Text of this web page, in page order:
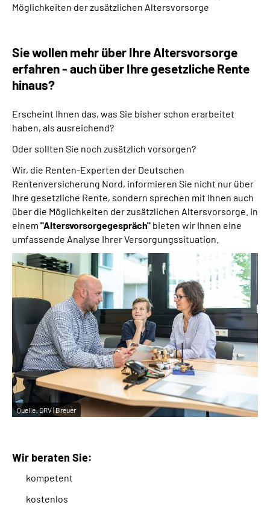
Inhalte in Gebärdensprache (DGS)
Leichte Sprache
Suche
Mein Kundenportal
Möglichkeiten der zusätzlichen Altersvorsorge
Sie wollen mehr über Ihre Altersvorsorge
erfahren - auch über Ihre gesetzliche Rente
hinaus?
Erscheint Ihnen das, was Sie bisher schon erarbeitet
haben, als ausreichend?
Oder sollten Sie noch zusätzlich vorsorgen?
Wir, die Renten-Experten der Deutschen
Rentenversicherung Nord, informieren Sie nicht nur über
Ihre gesetzliche Rente, sondern sprechen mit Ihnen auch
über die Möglichkeiten der zusätzlichen Altersvorsorge. In
einem "Altersvorsorgegespräch" bieten wir Ihnen eine
umfassende Analyse Ihrer Versorgungssituation.
Quelle:DRV | Breuer
Wir beraten Sie:
kompetent
kostenlos